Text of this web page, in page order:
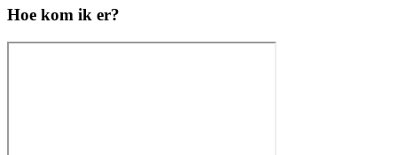
Hoe kom ik er?